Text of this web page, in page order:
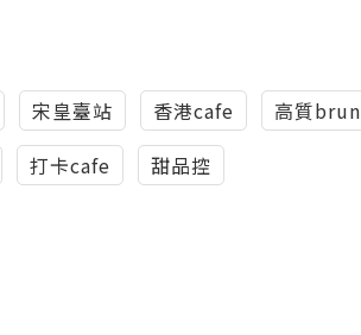
宋皇臺站 香港cafe
高質
打卡cafe 甜品控